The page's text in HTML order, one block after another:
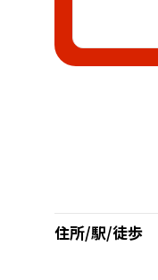
住所/駅/徒歩